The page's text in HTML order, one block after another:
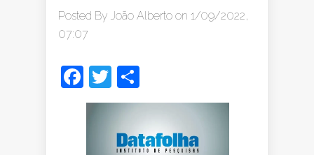
Posted By João Alberto on 1/09/2022,
07:07
Facebook
Twitter